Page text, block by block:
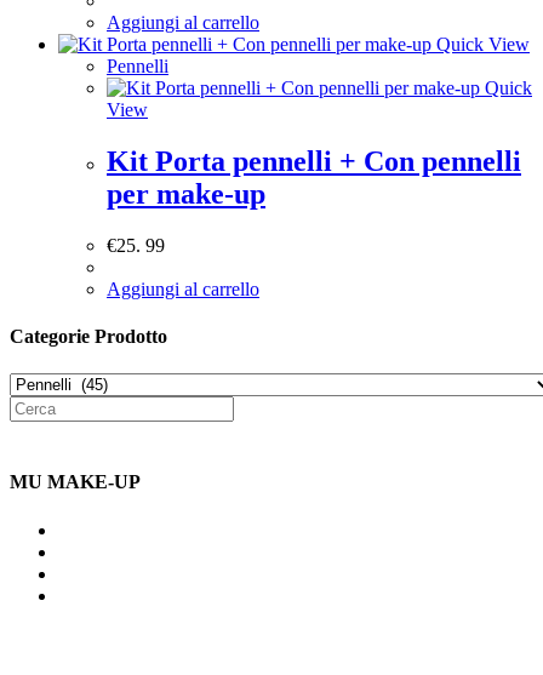
Aggiungi al carrello
Quick View
Pennelli
Quick
View
Kit Porta pennelli + Con pennelli
per make-up
€25. 99
Aggiungi al carrello
Categorie Prodotto
MU MAKE-UP